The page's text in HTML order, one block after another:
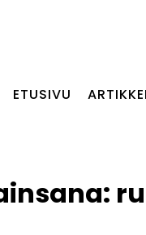
ETUSIVU